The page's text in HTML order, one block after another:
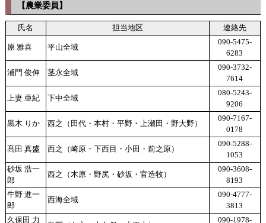
【農業委員】
氏名 担当地区 連絡先
原 雅喜 平山全域
090-5475-
6283
浦門 俊伸 茎永全域
090-3732-
7614
上妻 亜紀 下中全域
080-5243-
9206
黒木 りか 西之（田代・本村・平野・上瀬田・野大野）
090-7167-
0178
髙田 真盛 西之（崎原・下西目・小田・前之原）
090-5288-
1053
砂坂 浩一
郎
西之（木原・野尻・砂坂・官造牧）
090-3608-
8193
牛野 進一
郎
西海全域
090-4777-
3813
久保田 力
090-1978-